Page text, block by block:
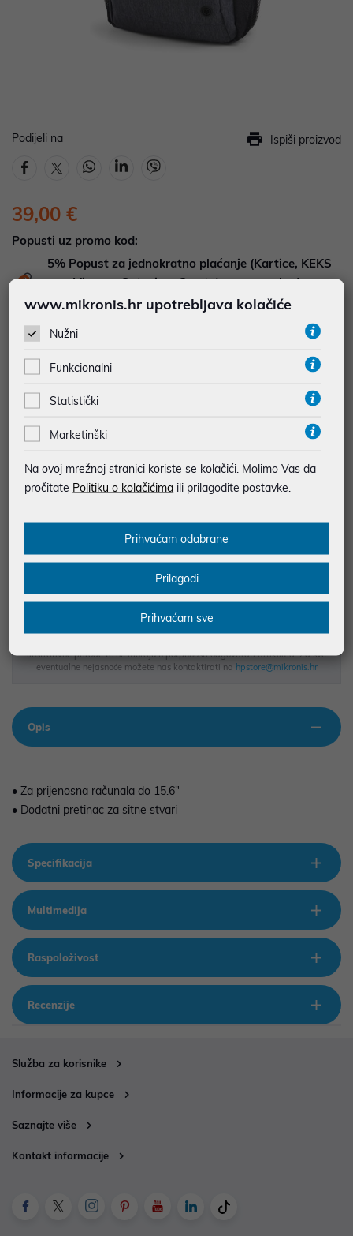
Podijeli na Ispiši proizvod
39,00 €
Popusti uz promo kod:
5% Popust za jednokratno plaćanje (Kartice, KEKS
pay, Virman, Gotovina, Crypto) uz promo kod
"POPUST" , popusti se međusobno ne zbrajaju
SIGURNA KUPOVINA
BESPLATNA DOSTAVA ZA NARUDŽBE IZNAD 66,36€
Podaci uz artikle su prezentirani u dobroj namjeri. Mikronis d.o.o. ne
ilustrativne prirode te ne moraju u potpunosti odgovarati artiklima. Za sve
eventualne nejasnoće možete nas kontaktirati na hpstore@mikronis.hr
Opis
• Za prijenosna računala do 15.6"
• Dodatni pretinac za sitne stvari
Specifikacija
Multimedija
Raspoloživost
Recenzije
Služba za korisnike
Informacije za kupce
Saznajte više
Kontakt informacije
www.mikronis.hr upotrebljava kolačiće
Nužni
Funkcionalni
Statistički
Marketinški
Na ovoj mrežnoj stranici koriste se kolačići. Molimo Vas da
pročitate Politiku o kolačićima ili prilagodite postavke.
Prihvaćam odabrane
Prilagodi
Prihvaćam sve